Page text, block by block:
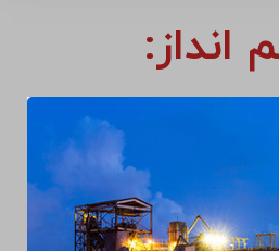
انداز: